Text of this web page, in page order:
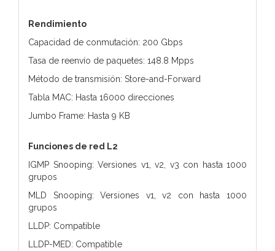
Rendimiento
Capacidad de conmutación: 200 Gbps
Tasa de reenvío de paquetes: 148.8 Mpps
Método de transmisión: Store-and-Forward
Tabla MAC: Hasta 16000 direcciones
Jumbo Frame: Hasta 9 KB
Funciones de red L2
IGMP Snooping: Versiones v1, v2, v3 con hasta 1000
grupos
MLD Snooping: Versiones v1, v2 con hasta 1000
grupos
LLDP: Compatible
LLDP-MED: Compatible